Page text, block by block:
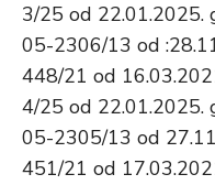
3/25 od 22.01.2025.
05-2306/13 od
448/21 od
4/25 od 22.01.2025.
05-2305/13 od
451/21 od